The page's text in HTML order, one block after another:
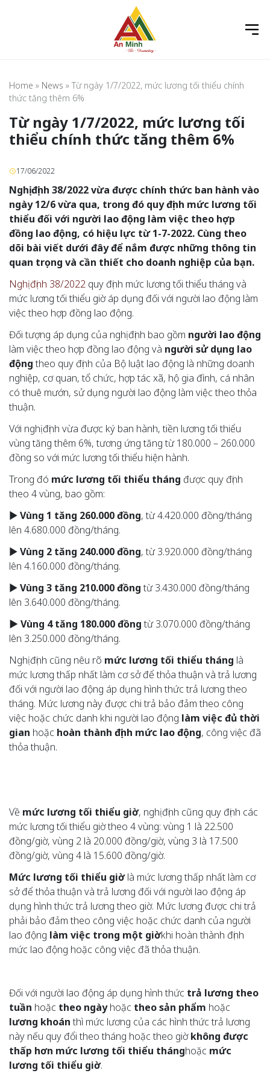
Home » News » Từ ngày 1/7/2022, mức lương tối thiểu chính
thức tăng thêm 6%
Từ ngày 1/7/2022, mức lương tối
thiểu chính thức tăng thêm 6%
17/06/2022
Nghị định 38/2022 vừa được chính thức ban hành vào
ngày 12/6 vừa qua, trong đó quy định mức lương tối
thiểu đối với người lao động làm việc theo hợp
đồng lao động, có hiệu lực từ 1-7-2022. Cùng theo
dõi bài viết dưới đây để nắm được những thông tin
quan trọng và cần thiết cho doanh nghiệp của bạn.
Nghị định 38/2022 quy định mức lương tối thiểu tháng và
mức lương tối thiểu giờ áp dụng đối với người lao động làm
việc theo hợp đồng lao động.
Đối tượng áp dụng của nghị định bao gồm người lao động
làm việc theo hợp đồng lao động và người sử dụng lao
độngtheo quy định của Bộ luật lao động là những doanh
nghiệp, cơ quan, tổ chức, hợp tác xã, hộ gia đình, cá nhân
có thuê mướn, sử dụng người lao động làm việc theo thỏa
thuận.
Với nghị định vừa được ký ban hành, tiền lương tối thiểu
vùng tăng thêm 6%, tương ứng tăng từ 180.000 – 260.000
đồng so với mức lương tối thiểu hiện hành.
Trong đó mức lương tối thiểu tháng được quy định
theo 4 vùng, bao gồm:
►Vùng 1 tăng 260.000 đồng, từ 4.420.000 đồng/tháng
lên 4.680.000 đồng/tháng.
►Vùng 2 tăng 240.000 đồng, từ 3.920.000 đồng/tháng
lên 4.160.000 đồng/tháng.
►Vùng 3 tăng 210.000 đồngtừ 3.430.000 đồng/tháng
lên 3.640.000 đồng/tháng.
► Vùng 4 tăng 180.000 đồngtừ 3.070.000 đồng/tháng
lên 3.250.000 đồng/tháng.
Nghị định cũng nêu rõ mức lương tối thiểu tháng là
mức lương thấp nhất làm cơ sở để thỏa thuận và trả lương
đối với người lao động áp dụng hình thức trả lương theo
tháng. Mức lương này được chi trả bảo đảm theo công
việc hoặc chức danh khi người lao động làm việc đủ thời
gian hoặc hoàn thành định mức lao động, công việc đã
thỏa thuận.
Về mức lương tối thiểu giờ, nghị định cũng quy định các
mức lương tối thiểu giờ theo 4 vùng: vùng 1 là 22.500
đồng/giờ, vùng 2 là 20.000 đồng/giờ, vùng 3 là 17.500
đồng/giờ, vùng 4 là 15.600 đồng/giờ.
Mức lương tối thiểu giờlà mức lương thấp nhất làm cơ
sở để thỏa thuận và trả lương đối với người lao động áp
dụng hình thức trả lương theo giờ. Mức lương được chi trả
phải bảo đảm theo công việc hoặc chức danh của người
lao động làm việc trong một giờkhi hoàn thành định
mức lao động hoặc công việc đã thỏa thuận.
Đối với người lao động áp dụng hình thức trả lương theo
tuần hoặc theo ngàyhoặc theo sản phẩm hoặc
lương khoánthì mức lương của các hình thức trả lương
này nếu quy đổi theo tháng hoặc theo giờkhông được
thấp hơn mức lương tối thiểu thánghoặc mức
lương tối thiểu giờ.